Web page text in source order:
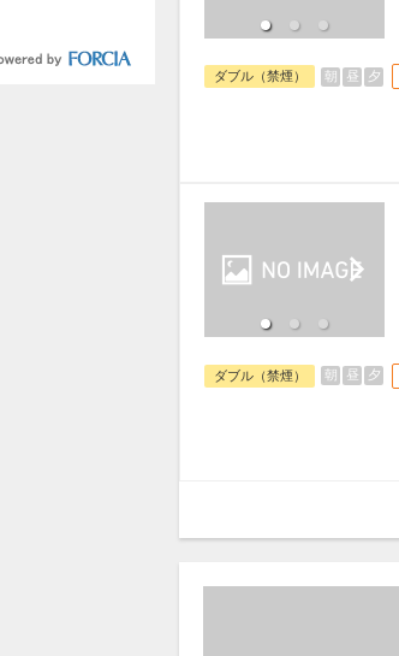
ダブル（禁煙） 朝 昼 夕
ダブル（禁煙） 朝 昼 夕